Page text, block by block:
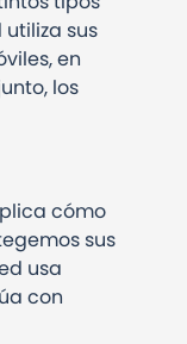
sus
en
los
cómo
sus
usa
con